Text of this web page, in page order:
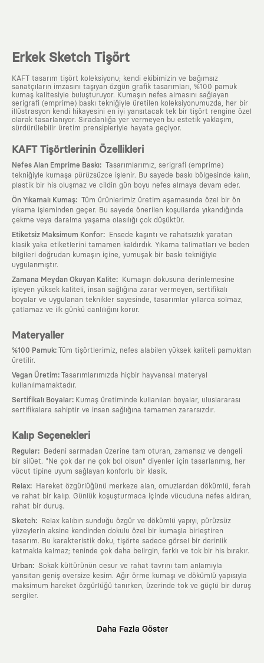
Erkek Sketch Tişört
KAFT tasarım tişört koleksiyonu; kendi ekibimizin ve bağımsız
sanatçıların imzasını taşıyan özgün grafik tasarımları, %100 pamuk
kumaş kalitesiyle buluşturuyor. Kumaşın nefes almasını sağlayan
serigrafi (emprime) baskı tekniğiyle üretilen koleksiyonumuzda, her bir
illüstrasyon kendi hikayesini en iyi yansıtacak tek bir tişört rengine özel
olarak tasarlanıyor. Sıradanlığa yer vermeyen bu estetik yaklaşım,
sürdürülebilir üretim prensipleriyle hayata geçiyor.
KAFT Tişörtlerinin Özellikleri
Nefes Alan Emprime Baskı: Tasarımlarımız, serigrafi (emprime)
tekniğiyle kumaşa pürüzsüzce işlenir. Bu sayede baskı bölgesinde kalın,
plastik bir his oluşmaz ve cildin gün boyu nefes almaya devam eder.
Ön Yıkamalı Kumaş: Tüm ürünlerimiz üretim aşamasında özel bir ön
yıkama işleminden geçer. Bu sayede önerilen koşullarda yıkandığında
çekme veya daralma yaşama olasılığı çok düşüktür.
Etiketsiz Maksimum Konfor:
Ensede kaşıntı ve rahatsızlık yaratan
klasik yaka etiketlerini tamamen kaldırdık. Yıkama talimatları ve beden
bilgileri doğrudan kumaşın içine, yumuşak bir baskı tekniğiyle
uygulanmıştır.
Zamana Meydan Okuyan Kalite:
Kumaşın dokusuna derinlemesine
işleyen yüksek kaliteli, insan sağlığına zarar vermeyen, sertifikalı
boyalar ve uygulanan teknikler sayesinde, tasarımlar yıllarca solmaz,
çatlamaz ve ilk günkü canlılığını korur.
Materyaller
%100 Pamuk: Tüm tişörtlerimiz, nefes alabilen yüksek kaliteli pamuktan
üretilir.
Vegan Üretim: Tasarımlarımızda hiçbir hayvansal materyal
kullanılmamaktadır.
Sertifikalı Boyalar: Kumaş üretiminde kullanılan boyalar, uluslararası
sertifikalara sahiptir ve insan sağlığına tamamen zararsızdır.
Kalıp Seçenekleri
Regular:
Bedeni sarmadan üzerine tam oturan, zamansız ve dengeli
bir silüet. "Ne çok dar ne çok bol olsun" diyenler için tasarlanmış, her
vücut tipine uyum sağlayan konforlu bir klasik.
Relax:
Hareket özgürlüğünü merkeze alan, omuzlardan dökümlü, ferah
ve rahat bir kalıp. Günlük koşuşturmaca içinde vücuduna nefes aldıran,
rahat bir duruş.
Sketch:
Relax kalıbın sunduğu özgür ve dökümlü yapıyı, pürüzsüz
yüzeylerin aksine kendinden dokulu özel bir kumaşla birleştiren
tasarım. Bu karakteristik doku, tişörte sadece görsel bir derinlik
katmakla kalmaz; teninde çok daha belirgin, farklı ve tok bir his bırakır.
Urban: Sokak kültürünün cesur ve rahat tavrını tam anlamıyla
yansıtan geniş oversize kesim. Ağır örme kumaşı ve dökümlü yapısıyla
maksimum hareket özgürlüğü tanırken, üzerinde tok ve güçlü bir duruş
sergiler.
Daha Fazla Göster